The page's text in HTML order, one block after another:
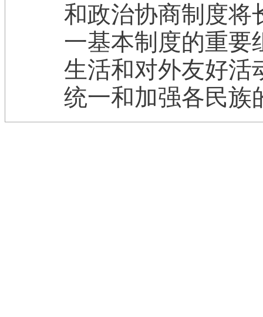
和政治协商制度将
一基本制度的重要
生活和对外友好活
统一和加强各民族